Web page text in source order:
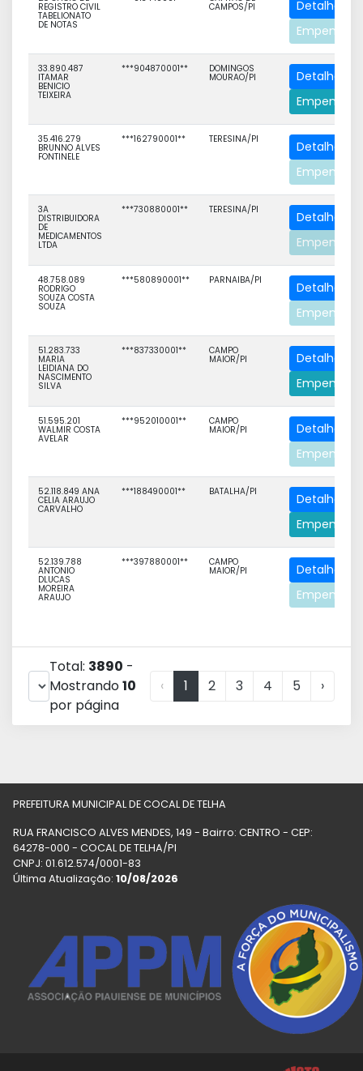
REGISTRO CIVIL
TABELIONATO
DE NOTAS
CAMPOS/PI
Detalhe
Empenhos
33.890.487
ITAMAR
BENICIO
TEIXEIRA
***904870001** DOMINGOS
MOURAO/PI
Detalhe
Empenhos
35.416.279
BRUNNO ALVES
FONTINELE
***162790001** TERESINA/PI
Detalhe
Empenhos
3A
DISTRIBUIDORA
DE
MEDICAMENTOS
LTDA
***730880001** TERESINA/PI
Detalhe
Empenhos
48.758.089
RODRIGO
SOUZA COSTA
SOUZA
***580890001** PARNAIBA/PI
Detalhe
Empenhos
51.283.733
MARIA
LEIDIANA DO
NASCIMENTO
SILVA
***837330001** CAMPO
MAIOR/PI
Detalhe
Empenhos
51.595.201
WALMIR COSTA
AVELAR
***952010001** CAMPO
MAIOR/PI
Detalhe
Empenhos
52.118.849 ANA
CELIA ARAUJO
CARVALHO
***188490001** BATALHA/PI
Detalhe
Empenhos
52.139.788
ANTONIO
DLUCAS
MOREIRA
ARAUJO
***397880001** CAMPO
MAIOR/PI
Detalhe
Empenhos
Total: 3890 -
Mostrando10
por página
‹ 1 2 3 4 5 ›
PREFEITURA MUNICIPAL DE COCAL DE TELHA
RUA FRANCISCO ALVES MENDES, 149 - Bairro: CENTRO - CEP:
64278-000 - COCAL DE TELHA/PI
CNPJ: 01.612.574/0001-83
Última Atualização: 10/08/2026